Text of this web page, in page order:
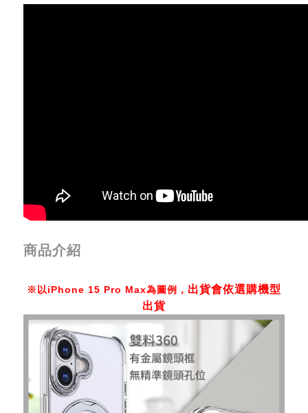
商品介紹
※以iPhone 15 Pro Max為圖例， 出貨會依選購機型
出貨